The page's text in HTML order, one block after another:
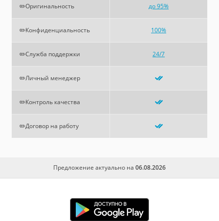
✏️Оригинальность до 95%
✏️Конфиденциальность 100%
✏️Служба поддержки 24/7
✏️Личный менеджер
✏️Контроль качества
✏️Договор на работу
Предложение актуально на 06.08.2026